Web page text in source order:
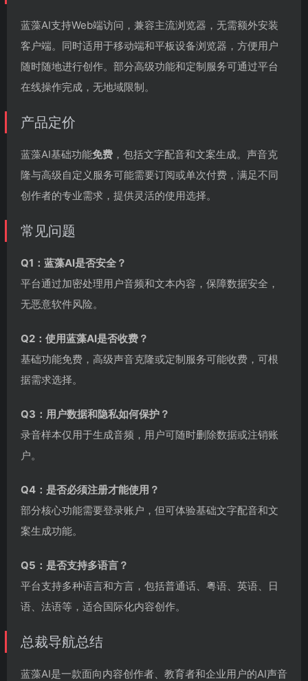
蓝藻AI支持Web端访问，兼容主流浏览器，无需额外安装
客户端。同时适用于移动端和平板设备浏览器，方便用户
随时随地进行创作。部分高级功能和定制服务可通过平台
在线操作完成，无地域限制。
产品定价
蓝藻AI基础功能免费 ，包括文字配音和文案生成。声音克
隆与高级自定义服务可能需要订阅或单次付费，满足不同
创作者的专业需求，提供灵活的使用选择。
常见问题
Q1：蓝藻AI是否安全？
平台通过加密处理用户音频和文本内容，保障数据安全，
无恶意软件风险。
Q2：使用蓝藻AI是否收费？
基础功能免费，高级声音克隆或定制服务可能收费，可根
据需求选择。
Q3：用户数据和隐私如何保护？
录音样本仅用于生成音频，用户可随时删除数据或注销账
户。
Q4：是否必须注册才能使用？
部分核心功能需要登录账户，但可体验基础文字配音和文
案生成功能。
Q5：是否支持多语言？
平台支持多种语言和方言，包括普通话、粤语、英语、日
语、法语等，适合国际化内容创作。
总裁导航总结
蓝藻AI是一款面向内容创作者、教育者和企业用户的AI声音